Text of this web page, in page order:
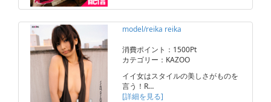
model/reika reika
消費ポイント：1500Pt
カテゴリー：KAZOO
イイ女はスタイルの美しさがものを
言う！R…
[詳細を見る]